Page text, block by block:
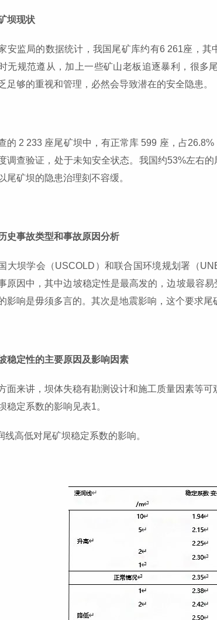
坝现状
安监局的数据统计，我国尾矿库约有6 261座，
无规范遵从，加上一些矿山老板追逐暴利，很多
足够的重视和管理，必然会导致潜在的安全隐患。
的 2 233 座尾矿坝中，有正常库 599 座，占
调查验证，处于未知安全状态。我国约53%左右
尾矿坝的隐患治理刻不容缓。
史事故类型和事故原因分析
大坝学会（USCOLD）和联合国环境规划署（
原因中，其中边坡稳定性是最高发的，边坡最容
影响是毋须多言的。其次是地震影响，这个要求
稳定性的主要原因及影响因素
面来讲，坝体失稳有勘测设计和施工质量因素等
稳定系数的影响见表1。
线高低对尾矿坝稳定系数的影响。